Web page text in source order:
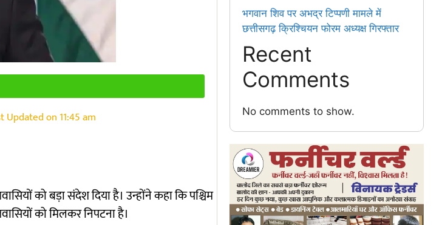
Updated on 11:45 am
को बड़ा संदेश दिया है। उन्होंने कहा कि पश्चिम
को मिलकर निपटना है।
भगवान शिव पर अभद्र टिप्पणी मामले में
छत्तीसगढ़ क्रिश्चियन फोरम अध्यक्ष गिरफ्तार
Recent
Comments
No comments to show.